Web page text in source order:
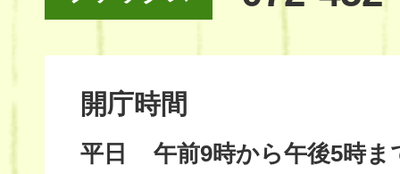
開庁時間
平日
午前9時から午後5時ま